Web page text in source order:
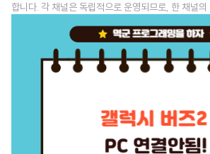
합니다. 각 채널은 독립적으로 운영되므로, 한 채널
동으로 이전되지 않습니다. 각각의 채널은 별도의 구
른 컨텐츠를 제공할 수 있습니다. 그렇다면, 유튜브
법을 알아볼까요? 채널 관리 및 구독의 장점 유튜브
을 구독하게 되지는 않습니다. 예를 들어, 한 크리에